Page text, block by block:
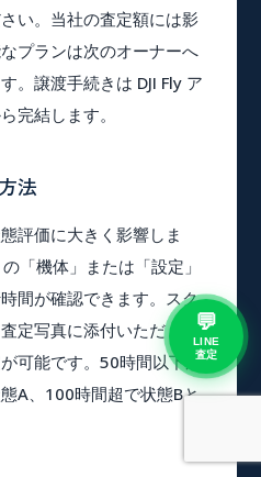
い。当社の査定額には影
プランは次のオーナーへ
。譲渡手続きは DJI Fly ア
完結します。
法
評価に大きく影響しま
「機体」または「設定」
間が確認できます。スク
定写真に添付いただく
可能です。50時間以下が
A、100時間超で状態Bと
💬
LINE
査定